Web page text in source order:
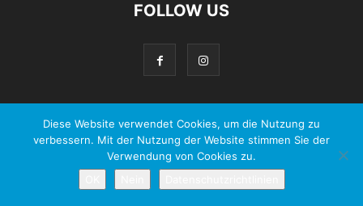
FOLLOW US
© 2026 - Zeit Verlag Anstalt |Datenschutzerklärung
Diese Website verwendet Cookies, um die Nutzung zu
verbessern. Mit der Nutzung der Website stimmen Sie der
Verwendung von Cookies zu.